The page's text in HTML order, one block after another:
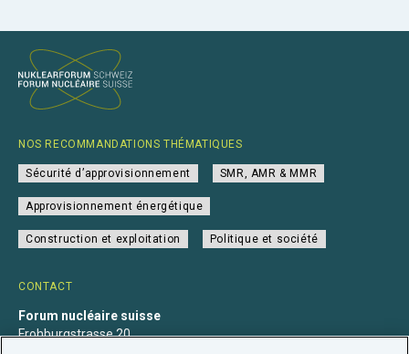
CONTACT
Forum nucléaire suisse
Frohburgstrasse 20
NOS RECOMMANDATIONS THÉMATIQUES
Sécurité d’approvisionnement SMR, AMR & MMR
Approvisionnement énergétique
Construction et exploitation Politique et société